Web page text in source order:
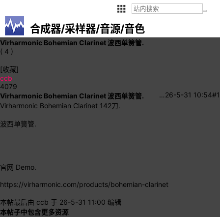
合成器/采样器/音源/音色
Virharmonic Bohemian Clarinet 波西单簧管.
( 4 )
[收藏]
ccb
4079
#1
26-5-31 10:54
…
Virharmonic Bohemian Clarinet 波西单簧管.
Virharmonic Bohemian Clarinet 142刀.
波西单簧管.
官网 Demo.
https://virharmonic.com/products/bohemian-clarinet
本帖最后由 ccb 于 26-5-31 11:00 编辑
本帖子中包含更多资源